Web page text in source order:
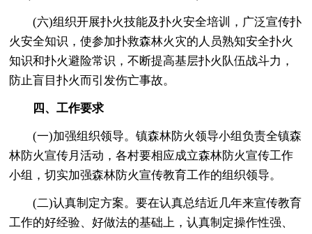
(六)组织开展扑火技能及扑火安全培训，广泛宣传扑
火安全知识，使参加扑救森林火灾的人员熟知安全扑火
知识和扑火避险常识，不断提高基层扑火队伍战斗力，
防止盲目扑火而引发伤亡事故。
四、工作要求
(一)加强组织领导。镇森林防火领导小组负责全镇森
林防火宣传月活动，各村要相应成立森林防火宣传工作
小组，切实加强森林防火宣传教育工作的组织领导。
(二)认真制定方案。要在认真总结近几年来宣传教育
工作的好经验、好做法的基础上，认真制定操作性强、